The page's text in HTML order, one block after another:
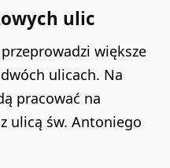
ulic
większe
ulicach. Na
pracować na
ulicą św. Antoniego